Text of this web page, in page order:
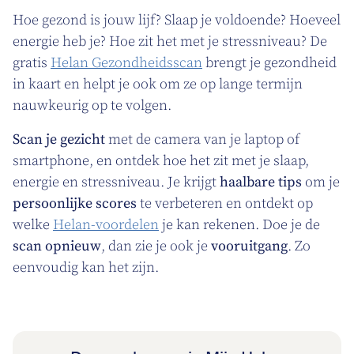
Hoe gezond is jouw lijf? Slaap je voldoende? Hoeveel
energie heb je? Hoe zit het met je stressniveau? De
gratis Helan Gezondheidsscanbrengt je gezondheid
in kaart en helpt je ook om ze op lange termijn
nauwkeurig op te volgen.
Scan je gezichtmet de camera van je laptop of
smartphone, en ontdek hoe het zit met je slaap,
energie en stressniveau. Je krijgthaalbare tips om je
persoonlijke scores te verbeteren en ontdekt op
welke Helan-voordelenje kan rekenen. Doe je de
scan opnieuw, dan zie je ook je vooruitgang. Zo
eenvoudig kan het zijn.